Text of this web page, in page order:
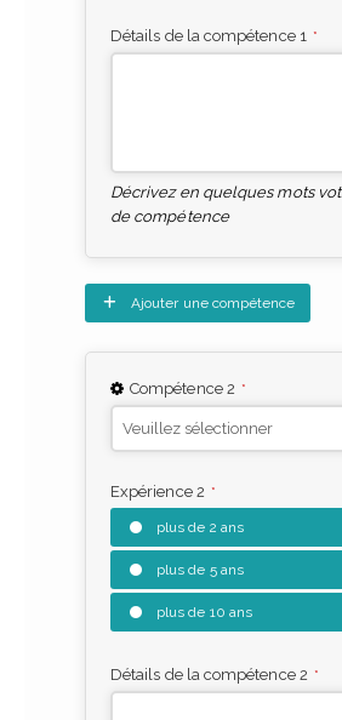
Détails de la compétence 1 *
Décrivez en quelques mots
de compétence
Ajouter une compétence
Compétence 2 *
Expérience 2 *
plus de 2 ans
plus de 5 ans
plus de 10 ans
Détails de la compétence 2 *